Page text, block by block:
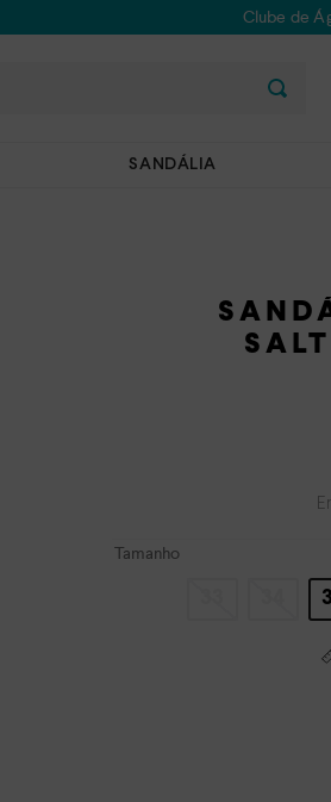
Clube de
SANDÁLIA
Tamanho